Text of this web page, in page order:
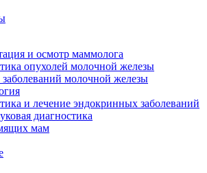
и осмотр маммолога
опухолей молочной железы
молочной железы
и лечение эндокринных заболеваний
диагностика
мам